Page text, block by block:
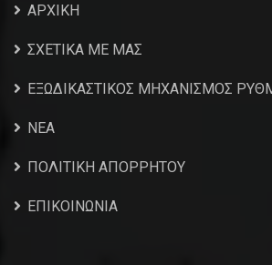
ΑΡΧΙΚΗ
ΣΧΕΤΙΚΑ ΜΕ ΜΑΣ
ΕΞΩΔΙΚΑΣΤΙΚΟΣ ΜΗΧΑΝΙΣΜΟΣ
NEA
ΠΟΛΙΤΙΚΗ ΑΠΟΡΡΗΤΟΥ
ΕΠΙΚΟΙΝΩΝΙΑ